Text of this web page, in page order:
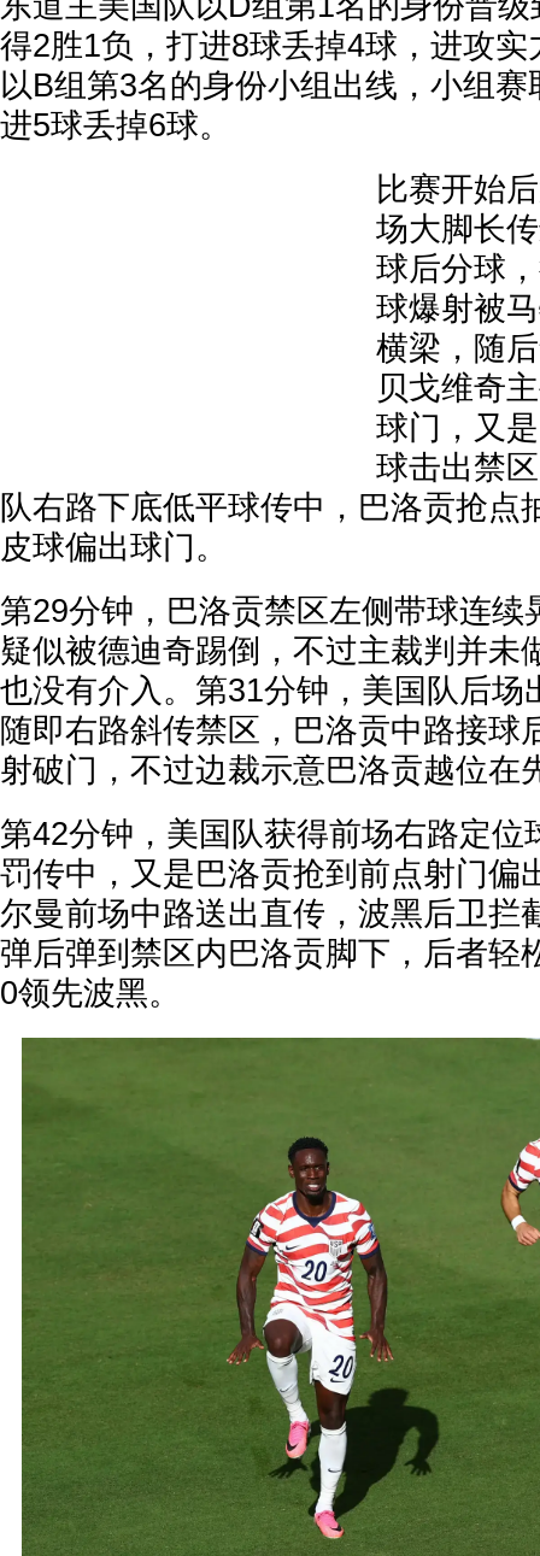
得2胜1负，打进8球丢掉4球，进攻
以B组第3名的身份小组出线，小组
进5球丢掉6球。
比赛开始
场大脚长
球后分球
球爆射被
横梁，随
贝戈维奇
球门，又
球击出禁
队右路下底低平球传中，巴洛贡抢点
皮球偏出球门。
第29分钟，巴洛贡禁区左侧带球连续
疑似被德迪奇踢倒，不过主裁判并未
也没有介入。第31分钟，美国队后场
随即右路斜传禁区，巴洛贡中路接球
射破门，不过边裁示意巴洛贡越位在
第42分钟，美国队获得前场右路定位
罚传中，又是巴洛贡抢到前点射门偏
尔曼前场中路送出直传，波黑后卫拦
弹后弹到禁区内巴洛贡脚下，后者轻
0领先波黑。